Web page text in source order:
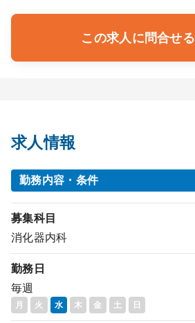
この求人に問合せる
求人情報
勤務内容・条件
募集科目
消化器内科
勤務日
毎週
月 火 水 木 金 土 日